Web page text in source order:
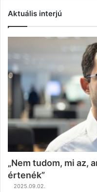
Aktuális interjú
„Nem tudom, mi az,
értenék”
2025.09.02.